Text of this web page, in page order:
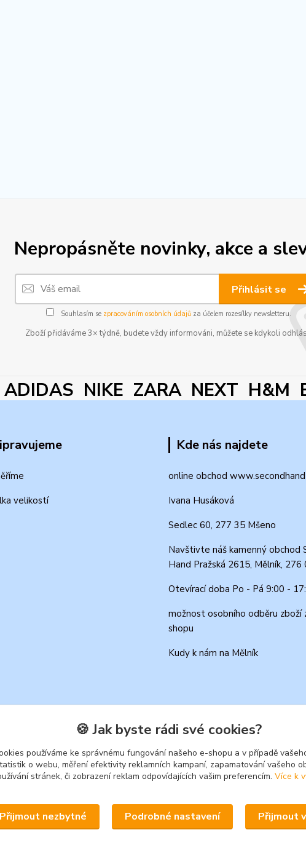
Nepropásněte novinky, akce a
Přihlásit se
Souhlasím se zpracováním osobních údajůza účelem rozesílky newsletteru.
Zboží přidáváme 3× týdně, budete vždy informováni, můžete se kdykoli
NIKE ZARA NEXT H&M
velikostí
Kde nás najdete
online obchod
Ivana Husáková
Sedlec 60, 277 35 Mšeno
Navštivte náš kamenný obchod
Hand Pražská 2615, Mělník, 276
Otevírací doba Po - Pá 9:00 -
možnost osobního odběru zboží
shopu
Kudy k nám na Mělník
🍪 Jak byste rádi své cookies?
používáme ke správnému fungování našeho e-shopu a v případě
o webu, měření efektivity reklamních kampaní, zapamatování vašeho
stránek, či zobrazení reklam odpovídajících vašim preferencím. Více k
Přijmout nezbytné Podrobné nastavení Přijmout